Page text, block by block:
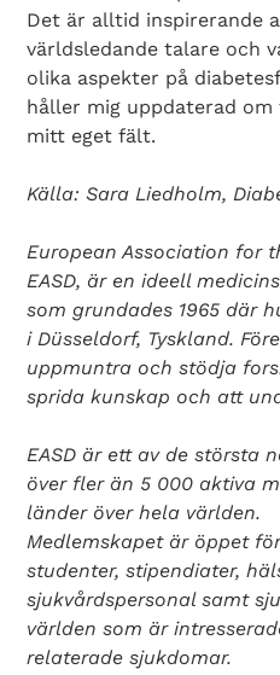
Search Diabetes Wellness
Det är alltid inspirerande
världsledande talare och
olika aspekter på
håller mig uppdaterad
mitt eget fält.
Källa: Sara Liedholm,
European Association for
EASD, är en ideell
som grundades 1965 där
i Düsseldorf, Tyskland.
uppmuntra och stödja
sprida kunskap och att
EASD är ett av de största
över fler än 5 000 aktiva
länder över hela världen.
Medlemskapet är öppet
studenter, stipendiater,
sjukvårdspersonal samt
världen som är
relaterade sjukdomar.